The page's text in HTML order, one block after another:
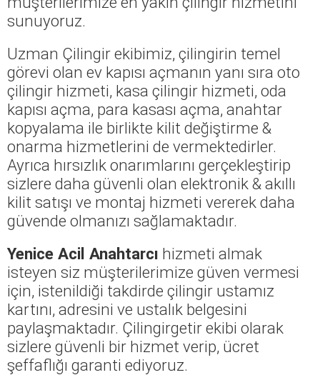
sunuyoruz.
Uzman Çilingir ekibimiz, çilingirin temel
görevi olan ev kapısı açmanın yanı sıra oto
çilingir hizmeti, kasa çilingir hizmeti, oda
kapısı açma, para kasası açma, anahtar
kopyalama ile birlikte kilit değiştirme &
onarma hizmetlerini de vermektedirler.
Ayrıca hırsızlık onarımlarını gerçekleştirip
sizlere daha güvenli olan elektronik & akıllı
kilit satışı ve montaj hizmeti vererek daha
güvende olmanızı sağlamaktadır.
Yenice Acil Anahtarcı hizmeti almak
isteyen siz müşterilerimize güven vermesi
için, istenildiği takdirde çilingir ustamız
kartını, adresini ve ustalık belgesini
paylaşmaktadır. Çilingirgetir ekibi olarak
sizlere güvenli bir hizmet verip, ücret
şeffaflığı garanti ediyoruz.